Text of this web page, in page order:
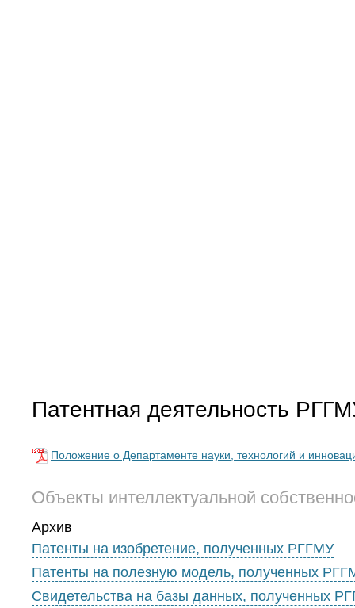
Патентная деятельность
Положение о Департаменте науки, технологий и
Объекты интеллектуальной
Архив
Патенты на изобретение, полученных РГГМУ
Патенты на полезную модель, полученных
Свидетельства на базы данных, полученных